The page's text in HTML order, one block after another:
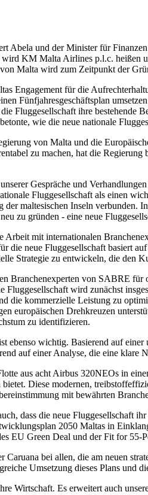
Abela und der Minister für
KM Malta Airlines p.l.c. heißen
Malta wird zum Zeitpunkt der
Engagement für die
Fünfjahresgeschäftsplan
Fluggesellschaft ihre
wie die neue nationale
von Malta und die
zu machen, hat die
Gespräche und
Fluggesellschaft als einen
maltesischen Inseln
zu gründen - eine neue
Arbeit mit internationalen
die neue Fluggesellschaft basiert
Strategie zu entwickeln, die den
Branchenexperten von SABRE
Fluggesellschaft wird zunächst
die kommerzielle Leistung zu
europäischen Drehkreuzen
zu identifizieren.
ebenso wichtig. Basierend auf
auf einer Analyse, die eine
aus acht Airbus 320NEOs in
Diese modernen,
mit bewährten
dass die neue Fluggesellschaft
2050 Maltas in
EU Green Deal und der Fit for
Caruana bei allen, die am neuen
Umsetzung dieses Plans und
Wirtschaft. Es erweitert auch